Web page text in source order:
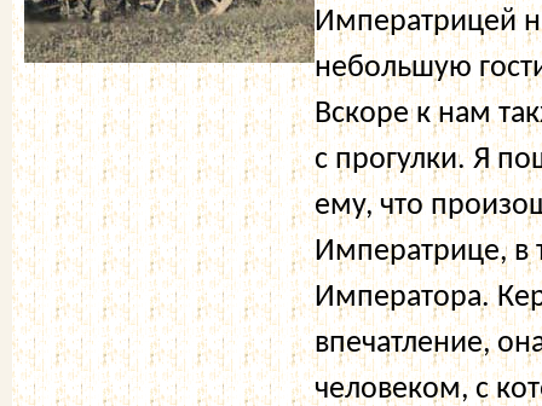
Императрицей
небольшую
Вскоре к нам
с прогулки. Я
ему, что
Императрице, в
Императора.
впечатление,
человеком, с